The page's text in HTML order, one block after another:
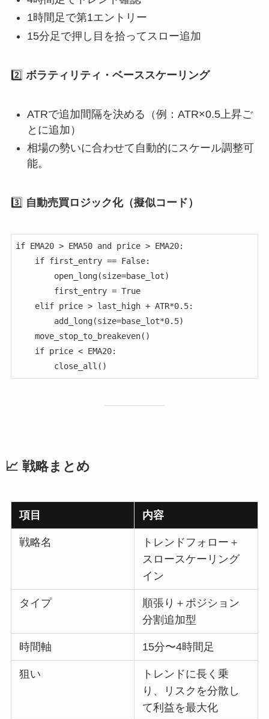
1時間足で第1エントリー
15分足で押し目を拾ってスロー追加
2️⃣ ボラティリティ・ベーススケーリング
ATRで追加間隔を決める（例：ATR×0.5上昇ご
とに追加）
相場の勢いに合わせて自動的にスケール調整可
能。
3️⃣ 自動売買ロジック化（擬似コード）
if EMA20 > EMA50 and price > EMA20:
📈 戦略まとめ
項目 内容
戦略名
トレンドフォロー＋
スロースケーリング
イン
タイプ
順張り＋ポジション
分割追加型
時間軸 15分〜4時間足
狙い
トレンドに長く乗
り、リスクを分散し
て利益を最大化